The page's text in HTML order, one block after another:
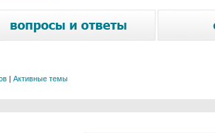
| Активные темы